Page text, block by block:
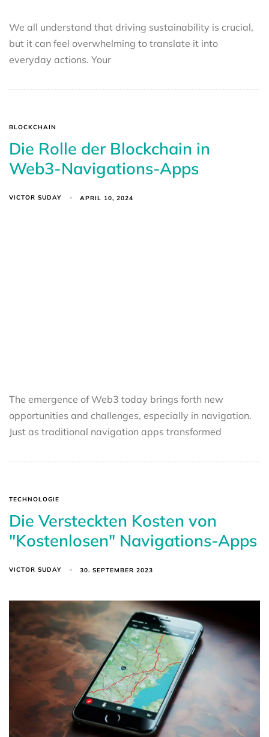
We all understand that driving sustainability is crucial,
but it can feel overwhelming to translate it into
everyday actions. Your
BLOCKCHAIN
Die Rolle der Blockchain in
Web3-Navigations-Apps
VICTOR SUDAY APRIL 10, 2024
The emergence of Web3 today brings forth new
opportunities and challenges, especially in navigation.
Just as traditional navigation apps transformed
TECHNOLOGIE
Die Versteckten Kosten von
"Kostenlosen" Navigations-Apps
VICTOR SUDAY 30. SEPTEMBER 2023